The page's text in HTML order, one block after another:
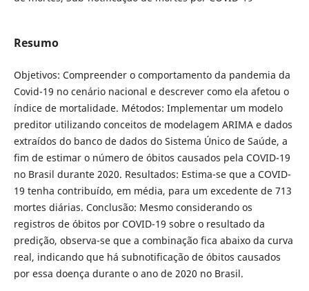
Resumo
Objetivos: Compreender o comportamento da pandemia da
Covid-19 no cenário nacional e descrever como ela afetou o
índice de mortalidade. Métodos: Implementar um modelo
preditor utilizando conceitos de modelagem ARIMA e dados
extraídos do banco de dados do Sistema Único de Saúde, a
fim de estimar o número de óbitos causados pela COVID-19
no Brasil durante 2020. Resultados: Estima-se que a COVID-
19 tenha contribuído, em média, para um excedente de 713
mortes diárias. Conclusão: Mesmo considerando os
registros de óbitos por COVID-19 sobre o resultado da
predição, observa-se que a combinação fica abaixo da curva
real, indicando que há subnotificação de óbitos causados
por essa doença durante o ano de 2020 no Brasil.